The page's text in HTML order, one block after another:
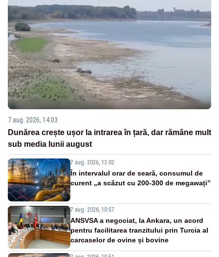
7 aug. 2026, 14:03
Dunărea crește ușor la intrarea în țară, dar rămâne mult
sub media lunii august
7 aug. 2026, 13:02
În intervalul orar de seară, consumul de
curent „a scăzut cu 200-300 de megawați”
7 aug. 2026, 10:57
ANSVSA a negociat, la Ankara, un acord
pentru facilitarea tranzitului prin Turcia al
carcaselor de ovine și bovine